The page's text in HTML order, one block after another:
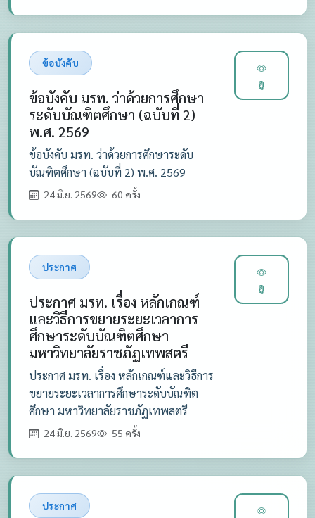
ข้อบังคับ
ข้อบังคับ มรท. ว่าด้วยการศึกษา
ระดับบัณฑิตศึกษา (ฉบับที่ 2)
พ.ศ. 2569
ข้อบังคับ มรท. ว่าด้วยการศึกษาระดับ
บัณฑิตศึกษา (ฉบับที่ 2) พ.ศ. 2569
24 มิ.ย. 2569 60 ครั้ง
ดู
ประกาศ
ประกาศ มรท. เรื่อง หลักเกณฑ์
และวิธีการขยายระยะเวลาการ
ศึกษาระดับบัณฑิตศึกษา
มหาวิทยาลัยราชภัฏเทพสตรี
ประกาศ มรท. เรื่อง หลักเกณฑ์และวิธีการ
ขยายระยะเวลาการศึกษาระดับบัณฑิต
ศึกษา มหาวิทยาลัยราชภัฏเทพสตรี
24 มิ.ย. 2569 55 ครั้ง
ดู
ประกาศ